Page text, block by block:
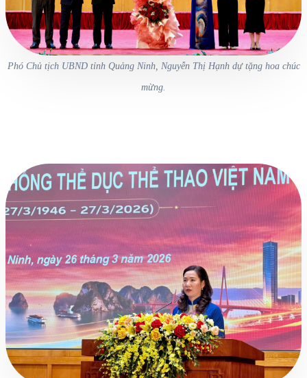
Phó Chủ tịch UBND tỉnh Quảng Ninh, Nguyễn Thị Hạnh dự tặng hoa chúc
mừng.